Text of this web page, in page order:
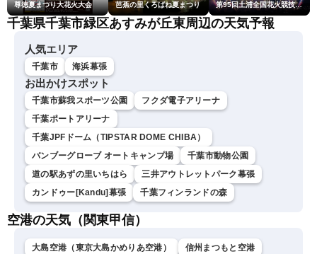
尊徳夏まつり大花火大会 芭蕉の里くろばね夏まつり 第95回土浦全国花火競技大会
千葉県千葉市緑区あすみが丘東周辺の天気予報
人気エリア
千葉市 海浜幕張
お出かけスポット
千葉市蘇我スポーツ公園
フクダ電子アリーナ
千葉ポートアリーナ
千葉JPFドーム（TIPSTAR DOME CHIBA）
バンブーグローブ オートキャンプ場
千葉市動物公園
道の駅あずの里いちはら
三井アウトレットパーク幕張
カンドゥー[Kandu]幕張
千葉フィンランドの森
空港の天気（関東甲信）
大島空港（東京大島かめりあ空港）
信州まつもと空港